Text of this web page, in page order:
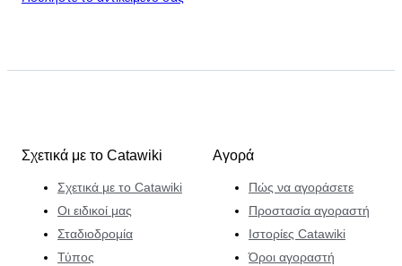
Σχετικά με το Catawiki
Σχετικά με το Catawiki
Οι ειδικοί μας
Σταδιοδρομία
Τύπος
Αγορά
Πώς να αγοράσετε
Προστασία αγοραστή
Ιστορίες Catawiki
Όροι αγοραστή